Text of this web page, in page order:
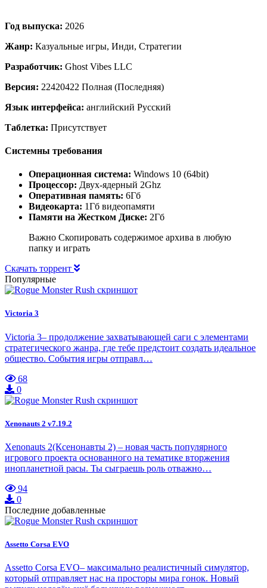
Год выпуска: 2026
Жанр: Казуальные игры, Инди, Стратегии
Разработчик: Ghost Vibes LLC
Версия: 22420422 Полная (Последняя)
Язык интерфейса: английский Русский
Таблетка: Присутствует
Системны требования
Операционная система: Windows 10 (64bit)
Процессор: Двух-ядерный 2Ghz
Оперативная память: 6Гб
Видеокарта: 1Гб видеопамяти
Памяти на Жестком Диске: 2Гб
Важно Скопировать содержимое архива в любую
папку и играть
Скачать торрент
Популярные
Victoria 3
Victoria 3– продолжение захватывающей саги с элементами
стратегического жанра, где тебе предстоит создать идеальное
общество. События игры отправл…
68
0
Xenonauts 2 v7.19.2
Xenonauts 2(Ксенонавты 2) – новая часть популярного
игрового проекта основанного на тематике вторжения
инопланетной расы. Ты сыграешь роль отважно…
94
0
Последние добавленные
Assetto Corsa EVO
Assetto Corsa EVO– максимально реалистичный симулятор,
который отправляет нас на просторы мира гонок. Новый